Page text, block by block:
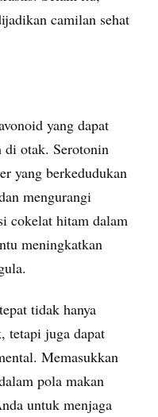
camilan sehat
yang dapat
di otak. Serotonin
yang berkedudukan
mengurangi
cokelat hitam dalam
meningkatkan
tidak hanya
tetapi juga dapat
Memasukkan
pola makan
untuk menjaga